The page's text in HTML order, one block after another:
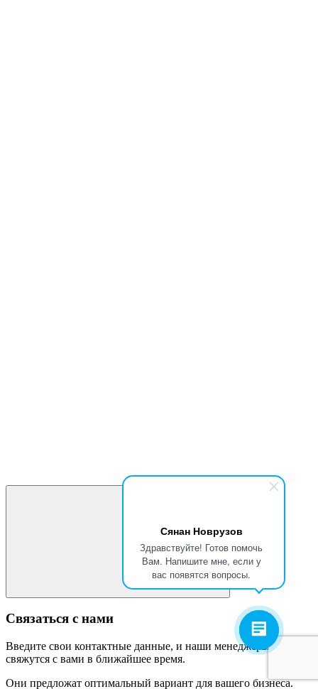
Сянан Новрузов
Здравствуйте! Готов помочь
Вам. Напишите мне, если у
вас появятся вопросы.
Связаться с нами
Введите свои контактные данные, и наши менеджеры
свяжутся с вами в ближайшее время.
Они предложат оптимальный вариант для вашего бизнеса.